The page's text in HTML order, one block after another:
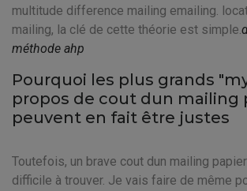
multitude difference mailing emailing.
mailing, la clé de cette théorie est simple.
méthode ahp
Pourquoi les plus grands
propos de cout dun mailing
peuvent en fait être justes
Toutefois, un brave cout dun mailing
difficile à trouver. Je vais faire de même